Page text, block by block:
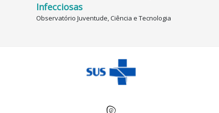
Infecciosas
Observatório Juventude, Ciência e Tecnologia